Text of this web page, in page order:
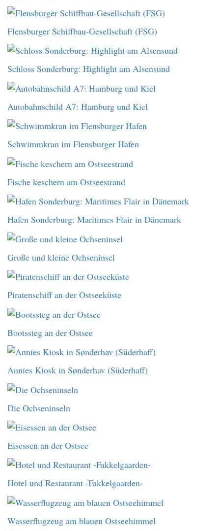
Flensburger Schiffbau-Gesellschaft (FSG)
Schloss Sonderburg: Highlight am Alsensund
Autobahnschild A7: Hamburg und Kiel
Schwimmkran im Flensburger Hafen
Fische keschern am Ostseestrand
Hafen Sonderburg: Maritimes Flair in Dänemark
Große und kleine Ochseninsel
Piratenschiff an der Ostseeküste
Bootssteg an der Ostsee
Annies Kiosk in Sønderhav (Süderhaff)
Die Ochseninseln
Eisessen an der Ostsee
Hotel und Restaurant -Fakkelgaarden-
Wasserflugzeug am blauen Ostseehimmel